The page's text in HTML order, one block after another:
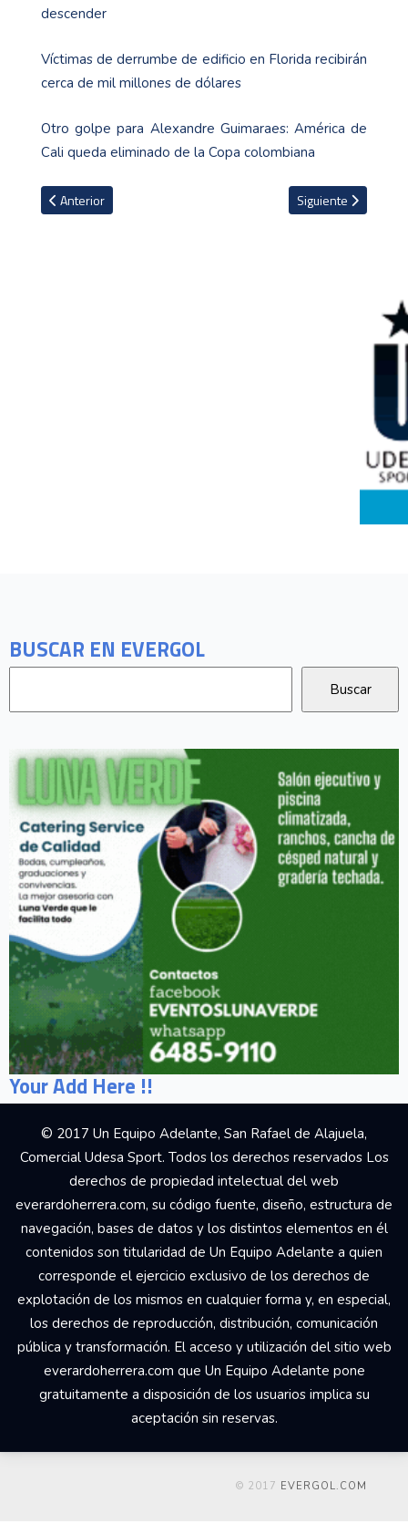
BUSCAR EN EVERGOL
Your Add Here !!
descender
Víctimas de derrumbe de edificio en Florida recibirán
cerca de mil millones de dólares
Otro golpe para Alexandre Guimaraes: América de
Cali queda eliminado de la Copa colombiana
Artículo anterior: Barcelona confirma la venta de Coutinho al
Anterior Artículo siguiente:
Siguiente
© 2017 Un Equipo Adelante, San Rafael de Alajuela,
Comercial Udesa Sport. Todos los derechos reservados Los
derechos de propiedad intelectual del web
everardoherrera.com, su código fuente, diseño, estructura de
navegación, bases de datos y los distintos elementos en él
contenidos son titularidad de Un Equipo Adelante a quien
corresponde el ejercicio exclusivo de los derechos de
explotación de los mismos en cualquier forma y, en especial,
los derechos de reproducción, distribución, comunicación
pública y transformación. El acceso y utilización del sitio web
everardoherrera.com que Un Equipo Adelante pone
gratuitamente a disposición de los usuarios implica su
aceptación sin reservas.
© 2017 EVERGOL.COM